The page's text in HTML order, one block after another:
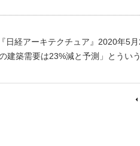
日経アーキテクチュア』2020年5
建築需要は23%減と予測」とうい